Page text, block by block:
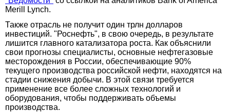
Merill Lynch.
Также отрасль не получит один трлн долларов
инвестиций. "Роснефть", в свою очередь, в результате
лишится главного катализатора роста. Как объяснили
свои прогнозы специалисты, основные нефтегазовые
месторождения в России, обеспечивающие 90%
текущего производства российской нефти, находятся на
стадии снижения добычи. В этой связи требуется
применение все более сложных технологий и
оборудования, чтобы поддерживать объемы
производства.